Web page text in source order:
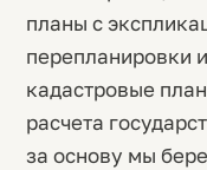
планы с
перепланировки
кадастровые
расчета
за основу мы